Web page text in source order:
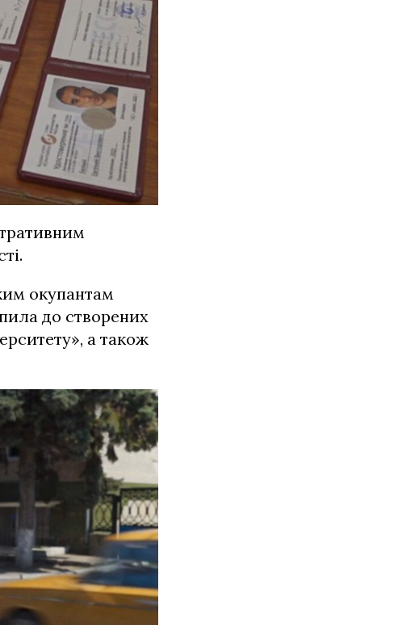
окупантам
до створених
а також